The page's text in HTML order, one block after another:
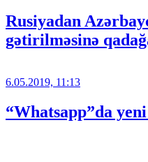
Rusiyadan
gətirilməsinə
6.05.2019, 11:13
“Whatsapp”da